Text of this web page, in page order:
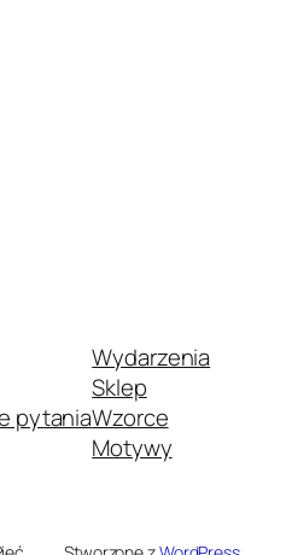
pytania
Wydarzenia
Sklep
Wzorce
Motywy